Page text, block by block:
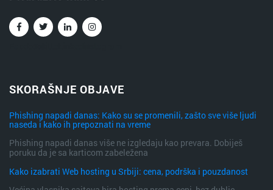
SKORAŠNJE OBJAVE
Phishing napadi danas: Kako su se promenili, zašto sve više ljudi
naseda i kako ih prepoznati na vreme
Phishing napadi danas više ne izgledaju kao prevara. Dobiješ
poruku da je sa karticom zabeležena
Kako izabrati Web hosting u Srbiji: cena, podrška i pouzdanost